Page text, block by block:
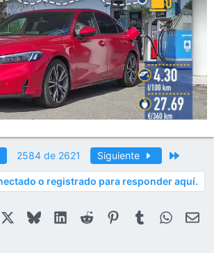
2584 de 2621 Siguiente
o registrado para responder aquí.
BlueskyLinkedIn
Reddit Pinterest
Tumblr
E-